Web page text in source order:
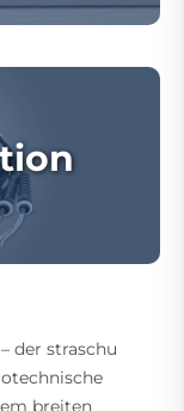
der straschu
breiten